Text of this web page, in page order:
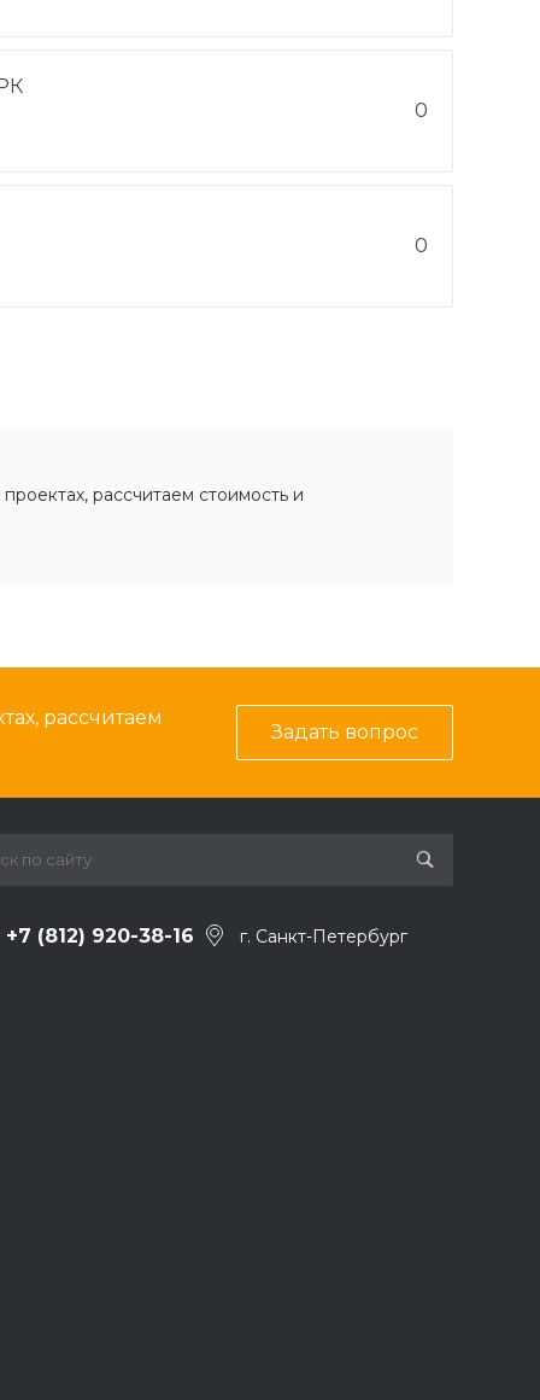
0
0
рассчитаем стоимость и
рассчитаем
Задать вопрос
+7 (812) 920-38-16 г. Санкт-Петербург